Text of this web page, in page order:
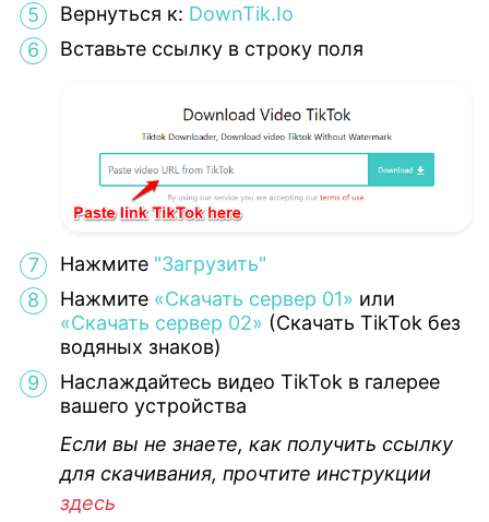
Вернуться к: DownTik.Io
Вставьте ссылку в строку поля
Нажмите "Загрузить"
Нажмите «Скачать сервер 01» или
«Скачать сервер 02» (Скачать TikTok без
водяных знаков)
Наслаждайтесь видео TikTok в галерее
вашего устройства
Если вы не знаете, как получить ссылку
для скачивания, прочтите инструкции
здесь